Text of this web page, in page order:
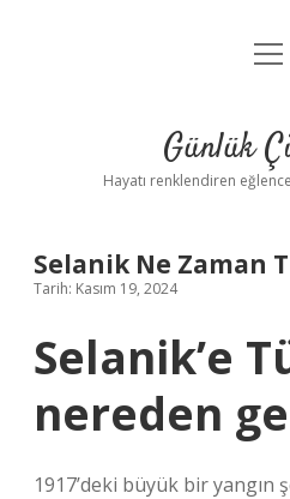
Yasal
Günlük
Hayatı renklendiren
Selanik Ne Zaman
Tarih: Kasım 19, 2024
Selanik’e
nereden
1917’deki büyük bir yangın